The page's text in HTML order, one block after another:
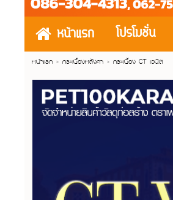
หน้าแรก โปรโมชั่น
หน้าแรก > กระเบื้องหลังคา >กระเบื้อง CT เวนิส